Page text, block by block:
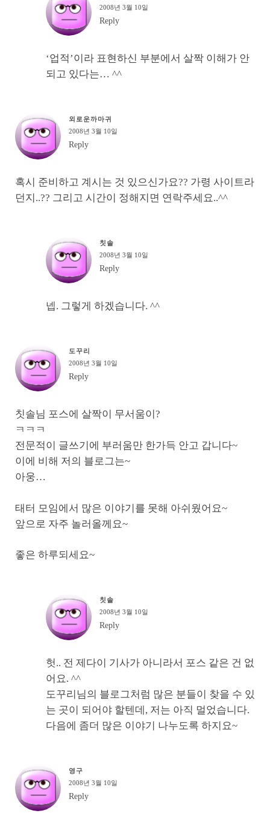
2008년 3월 10일
Reply
‘업적’이라 표현하신 부분에서 살짝 이해가 안
되고 있다는… ^^
외로운까마귀
2008년 3월 10일
Reply
혹시 준비하고 계시는 것 있으신가요?? 가령 사이트라
던지..?? 그리고 시간이 정해지면 연락주세요..^^
칫솔
2008년 3월 10일
Reply
넵. 그렇게 하겠습니다. ^^
도꾸리
2008년 3월 10일
Reply
칫솔님 포스에 살짝이 무서움이?
ㅋㅋㅋ
전문적이 글쓰기에 부러움만 한가득 안고 갑니다~
이에 비해 저의 블로그는~
아웅…
태터 모임에서 많은 이야기를 못해 아쉬웠어요~
앞으로 자주 놀러올께요~
좋은 하루되세요~
칫솔
2008년 3월 10일
Reply
헛.. 전 제다이 기사가 아니라서 포스 같은 건 없
어요. ^^
도꾸리님의 블로그처럼 많은 분들이 찾을 수 있
는 곳이 되어야 할텐데, 저는 아직 멀었습니다.
다음에 좀더 많은 이야기 나누도록 하지요~
영구
2008년 3월 10일
Reply